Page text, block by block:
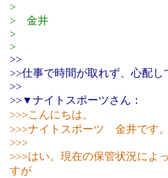
>
> 金井
>
>
>>
>>仕事で時間が取れず、心配し
>>
>>▼ナイトスポーツさん：
>>>こんにちは。
>>>ナイトスポーツ 金井です。
>>>
>>>はい。現在の保管状況によ
すが